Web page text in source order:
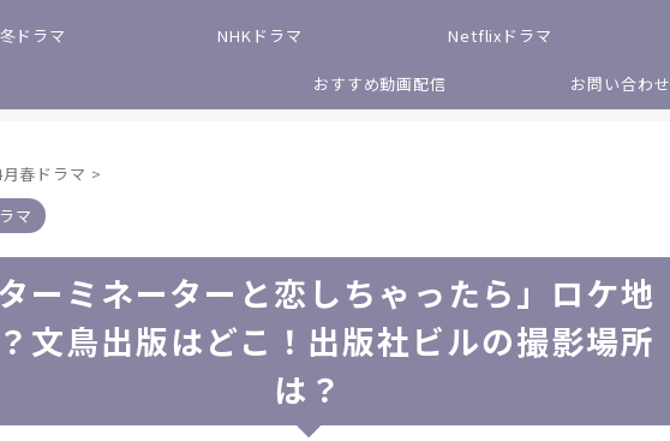
ドラマ NHKドラマ Netflixドラマ
おすすめ動画配信 お問い合わせ
月春ドラマ >
マ
ターミネーターと恋しちゃったら」ロケ地
文鳥出版はどこ！出版社ビルの撮影場所
は？